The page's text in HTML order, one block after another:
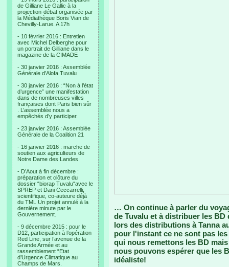
de Gilliane Le Gallic à la
projection-débat organisée par
la Médiathèque Boris Vian de
Chevilly-Larue. A 17h
- 10 février 2016 : Entretien
avec Michel Delberghe pour
un portrait de Gilliane dans le
magazine de la CIMADE
- 30 janvier 2016 : Assemblée
Générale d’Alofa Tuvalu
- 30 janvier 2016 : “Non à l’état
d’urgence” une manifestation
dans de nombreuses villes
françaises dont Paris bien sûr
. L’assemblée nous a
empêchés d’y participer.
- 23 janvier 2016 : Assemblée
Générale de la Coalition 21
- 16 janvier 2016 : marche de
soutien aux agriculteurs de
Notre Dame des Landes
- D’Aout à fin décembre :
préparation et clôture du
dossier “biorap Tuvalu“avec le
SPREP et Dani Ceccarrelli,
scientifique, co-auteure déjà
du TML Un projet annulé à la
dernière minute par le
Gouvernement.
- 9 décembre 2015 : pour le
D12, participation à l’opération
Red Line, sur l’avenue de la
Grande Armée et au
rassemblement “Etat
d’Urgence Climatique au
Champs de Mars.
… On continue à parler du
de Tuvalu et à distribuer les
lors des distributions à Tanna
pour l'instant ce ne sont pas
qui nous remettons les BD
nous pouvons espérer que les
idéaliste!